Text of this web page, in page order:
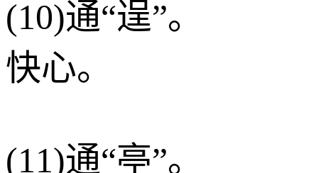
(10)通“逞”。
快心。
(11)通“亭”。